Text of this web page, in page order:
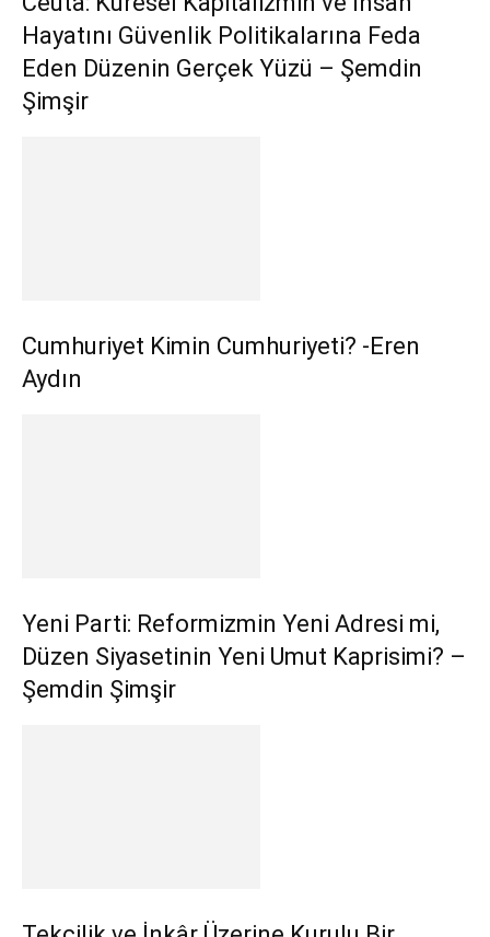
Hayatını Güvenlik Politikalarına Feda
Eden Düzenin Gerçek Yüzü – Şemdin
Şimşir
Cumhuriyet Kimin Cumhuriyeti? -Eren
Aydın
Yeni Parti: Reformizmin Yeni Adresi mi,
Düzen Siyasetinin Yeni Umut Kaprisimi? –
Şemdin Şimşir